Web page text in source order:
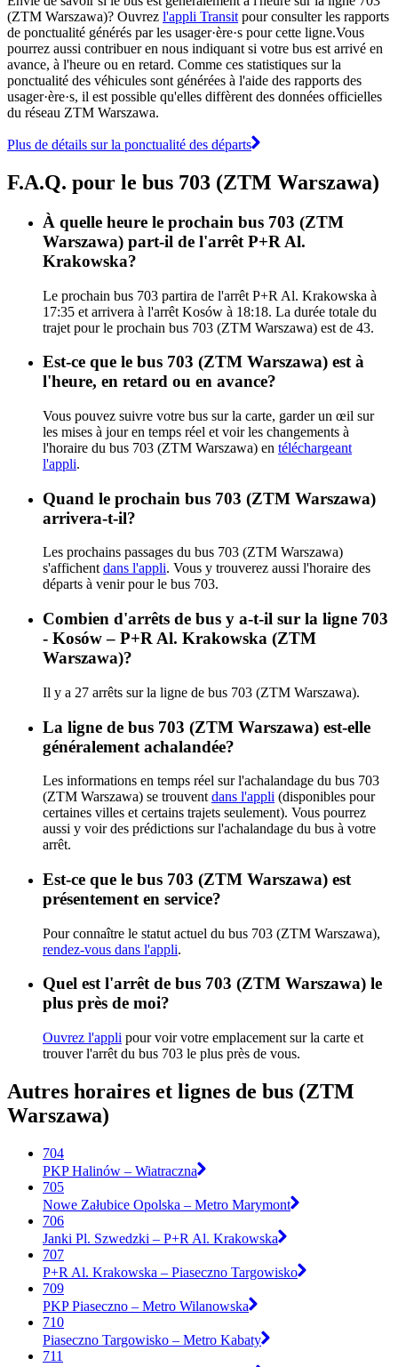
(ZTM Warszawa)? Ouvrez l'appli Transit pour consulter les rapports
de ponctualité générés par les usager·ère·s pour cette ligne.Vous
pourrez aussi contribuer en nous indiquant si votre bus est arrivé en
avance, à l'heure ou en retard. Comme ces statistiques sur la
ponctualité des véhicules sont générées à l'aide des rapports des
usager·ère·s, il est possible qu'elles diffèrent des données officielles
du réseau ZTM Warszawa.
Plus de détails sur la ponctualité des départs
F.A.Q. pour le bus 703 (ZTM Warszawa)
À quelle heure le prochain bus 703 (ZTM
Warszawa) part-il de l'arrêt P+R Al.
Krakowska?
Le prochain bus 703 partira de l'arrêt P+R Al. Krakowska à
17:35 et arrivera à l'arrêt Kosów à 18:18. La durée totale du
trajet pour le prochain bus 703 (ZTM Warszawa) est de 43.
Est-ce que le bus 703 (ZTM Warszawa) est à
l'heure, en retard ou en avance?
Vous pouvez suivre votre bus sur la carte, garder un œil sur
les mises à jour en temps réel et voir les changements à
l'horaire du bus 703 (ZTM Warszawa) en téléchargeant
l'appli.
Quand le prochain bus 703 (ZTM Warszawa)
arrivera-t-il?
Les prochains passages du bus 703 (ZTM Warszawa)
s'affichent dans l'appli. Vous y trouverez aussi l'horaire des
départs à venir pour le bus 703.
Combien d'arrêts de bus y a-t-il sur la ligne 703
- Kosów – P+R Al. Krakowska (ZTM
Warszawa)?
Il y a 27 arrêts sur la ligne de bus 703 (ZTM Warszawa).
La ligne de bus 703 (ZTM Warszawa) est-elle
généralement achalandée?
Les informations en temps réel sur l'achalandage du bus 703
(ZTM Warszawa) se trouvent dans l'appli (disponibles pour
certaines villes et certains trajets seulement). Vous pourrez
aussi y voir des prédictions sur l'achalandage du bus à votre
arrêt.
Est-ce que le bus 703 (ZTM Warszawa) est
présentement en service?
Pour connaître le statut actuel du bus 703 (ZTM Warszawa),
rendez-vous dans l'appli.
Quel est l'arrêt de bus 703 (ZTM Warszawa) le
plus près de moi?
Ouvrez l'appli pour voir votre emplacement sur la carte et
trouver l'arrêt du bus 703 le plus près de vous.
Autres horaires et lignes de bus (ZTM
Warszawa)
704
PKP Halinów – Wiatraczna
705
Nowe Załubice Opolska – Metro Marymont
706
Janki Pl. Szwedzki – P+R Al. Krakowska
707
P+R Al. Krakowska – Piaseczno Targowisko
709
PKP Piaseczno – Metro Wilanowska
710
Piaseczno Targowisko – Metro Kabaty
711